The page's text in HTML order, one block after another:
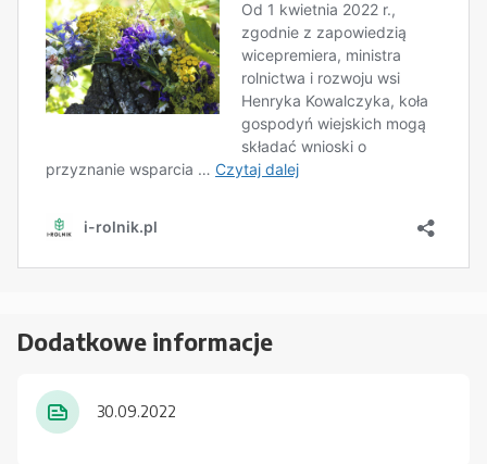
Dodatkowe informacje
30.09.2022